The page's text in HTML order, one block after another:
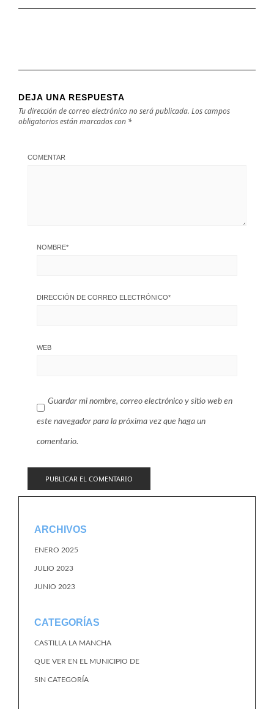
DEJA UNA RESPUESTA
Tu dirección de correo electrónico no será publicada. Los campos
obligatorios están marcados con *
COMENTAR
NOMBRE*
DIRECCIÓN DE CORREO ELECTRÓNICO*
WEB
Guardar mi nombre, correo electrónico y sitio web en
este navegador para la próxima vez que haga un
comentario.
ARCHIVOS
ENERO 2025
JULIO 2023
JUNIO 2023
CATEGORÍAS
CASTILLA LA MANCHA
QUE VER EN EL MUNICIPIO DE
SIN CATEGORÍA